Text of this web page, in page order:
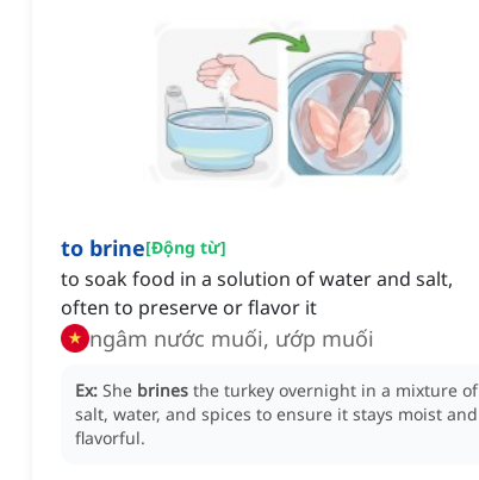
to brine[Động từ]
to soak food in a solution of water and salt,
often to preserve or flavor it
ngâm nước muối, ướp muối
Ex: She brines the turkey overnight in a mixture of
salt, water, and spices to ensure it stays moist and
flavorful.